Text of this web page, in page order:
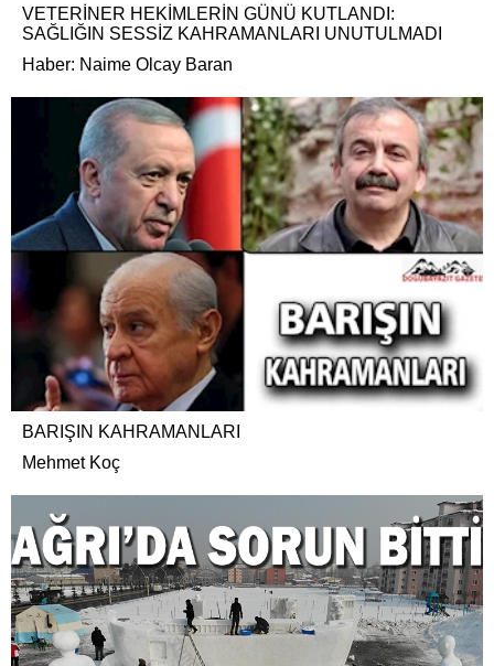
VETERİNER HEKİMLERİN GÜNÜ KUTLANDI:
SAĞLIĞIN SESSİZ KAHRAMANLARI UNUTULMADI
Haber: Naime Olcay Baran
BARIŞIN KAHRAMANLARI
Mehmet Koç